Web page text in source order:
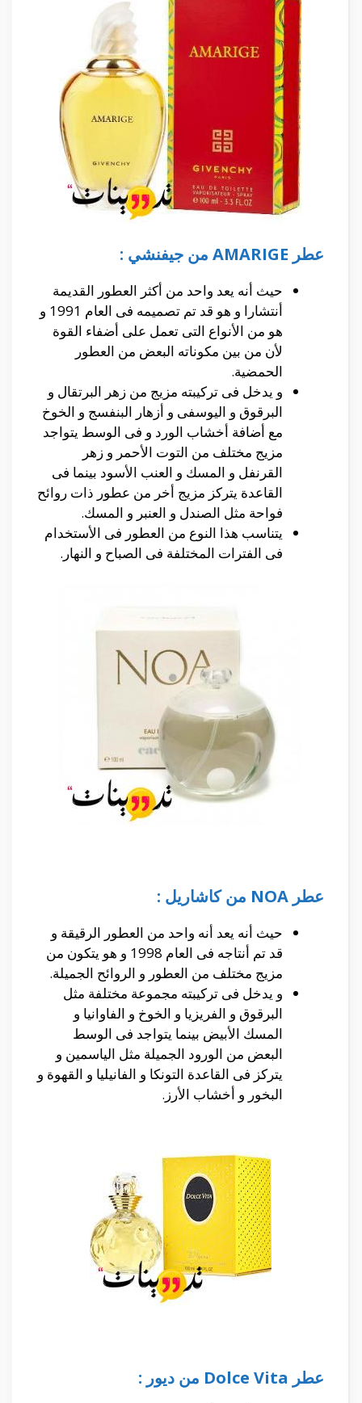
عطر AMARIGE من جيفنشي :
حيث أنه يعد واحد من أكثر العطور القديمة
أنتشارا و هو قد تم تصميمه فى العام 1991 و
هو من الأنواع التى تعمل على أضفاء القوة
لأن من بين مكوناته البعض من العطور
الحمضية.
و يدخل فى تركيبته مزيج من زهر البرتقال و
البرقوق و اليوسفى و أزهار البنفسج و الخوخ
مع أضافة أخشاب الورد و فى الوسط يتواجد
مزيج مختلف من التوت الأحمر و زهر
القرنفل و المسك و العنب الأسود بينما فى
القاعدة يتركز مزيج أخر من عطور ذات روائح
فواحة مثل الصندل و العنبر و المسك.
يتناسب هذا النوع من العطور فى الأستخدام
فى الفترات المختلفة فى الصباح و النهار.
عطر NOA من كاشاريل :
حيث أنه يعد أنه واحد من العطور الرقيقة و
قد تم أنتاجه فى العام 1998 و هو يتكون من
مزيج مختلف من العطور و الروائح الجميلة.
و يدخل فى تركيبته مجموعة مختلفة مثل
البرقوق و الفريزيا و الخوخ و الفاوانيا و
المسك الأبيض بينما يتواجد فى الوسط
البعض من الورود الجميلة مثل الياسمين و
يتركز فى القاعدة التونكا و الفانيليا و القهوة و
البخور و أخشاب الأرز.
عطر Dolce Vita من ديور :